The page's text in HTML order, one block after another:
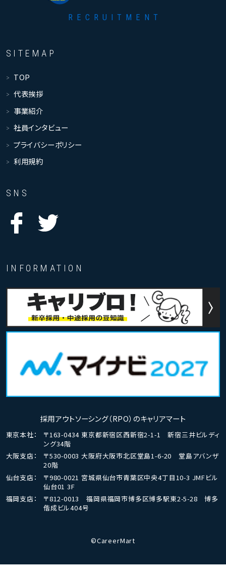
RECRUITMENT
SITEMAP
TOP
代表挨拶
事業紹介
社員インタビュー
プライバシーポリシー
利用規約
SNS
INFORMATION
採用アウトソーシング（RPO）のキャリアマート
東京本社：
〒163-0434 東京都新宿区西新宿2-1-1 新宿三井ビルディ
ング34階
大阪支店：
〒530-0003 大阪府大阪市北区堂島1-6-20 堂島アバンザ
20階
仙台支店：
〒980-0021 宮城県仙台市青葉区中央4丁目10-3 JMFビル
仙台01 3F
福岡支店：
〒812-0013 福岡県福岡市博多区博多駅東2-5-28 博多
偕成ビル404号
©CareerMart